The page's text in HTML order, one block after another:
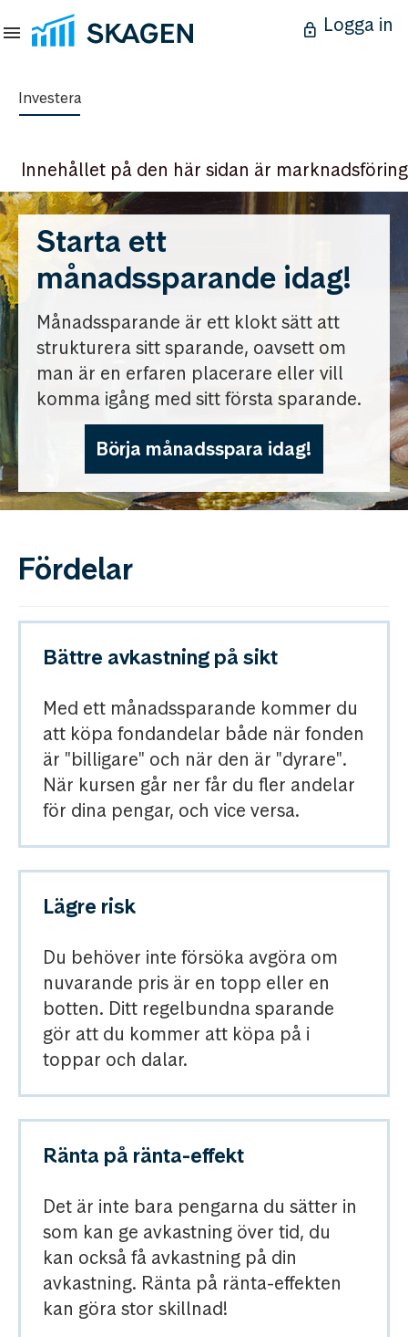
Logga in
Investera
Innehållet på den här sidan är marknadsföring
Starta ett
månadssparande idag!
Månadssparande är ett klokt sätt att
strukturera sitt sparande, oavsett om
man är en erfaren placerare eller vill
komma igång med sitt första sparande.
Börja månadsspara idag!
Fördelar
Bättre avkastning på sikt
Med ett månadssparande kommer du
att köpa fondandelar både när fonden
är "billigare" och när den är "dyrare".
När kursen går ner får du fler andelar
för dina pengar, och vice versa.
Lägre risk
Du behöver inte försöka avgöra om
nuvarande pris är en topp eller en
botten. Ditt regelbundna sparande
gör att du kommer att köpa på i
toppar och dalar.
Ränta på ränta-effekt
Det är inte bara pengarna du sätter in
som kan ge avkastning över tid, du
kan också få avkastning på din
avkastning. Ränta på ränta-effekten
kan göra stor skillnad!